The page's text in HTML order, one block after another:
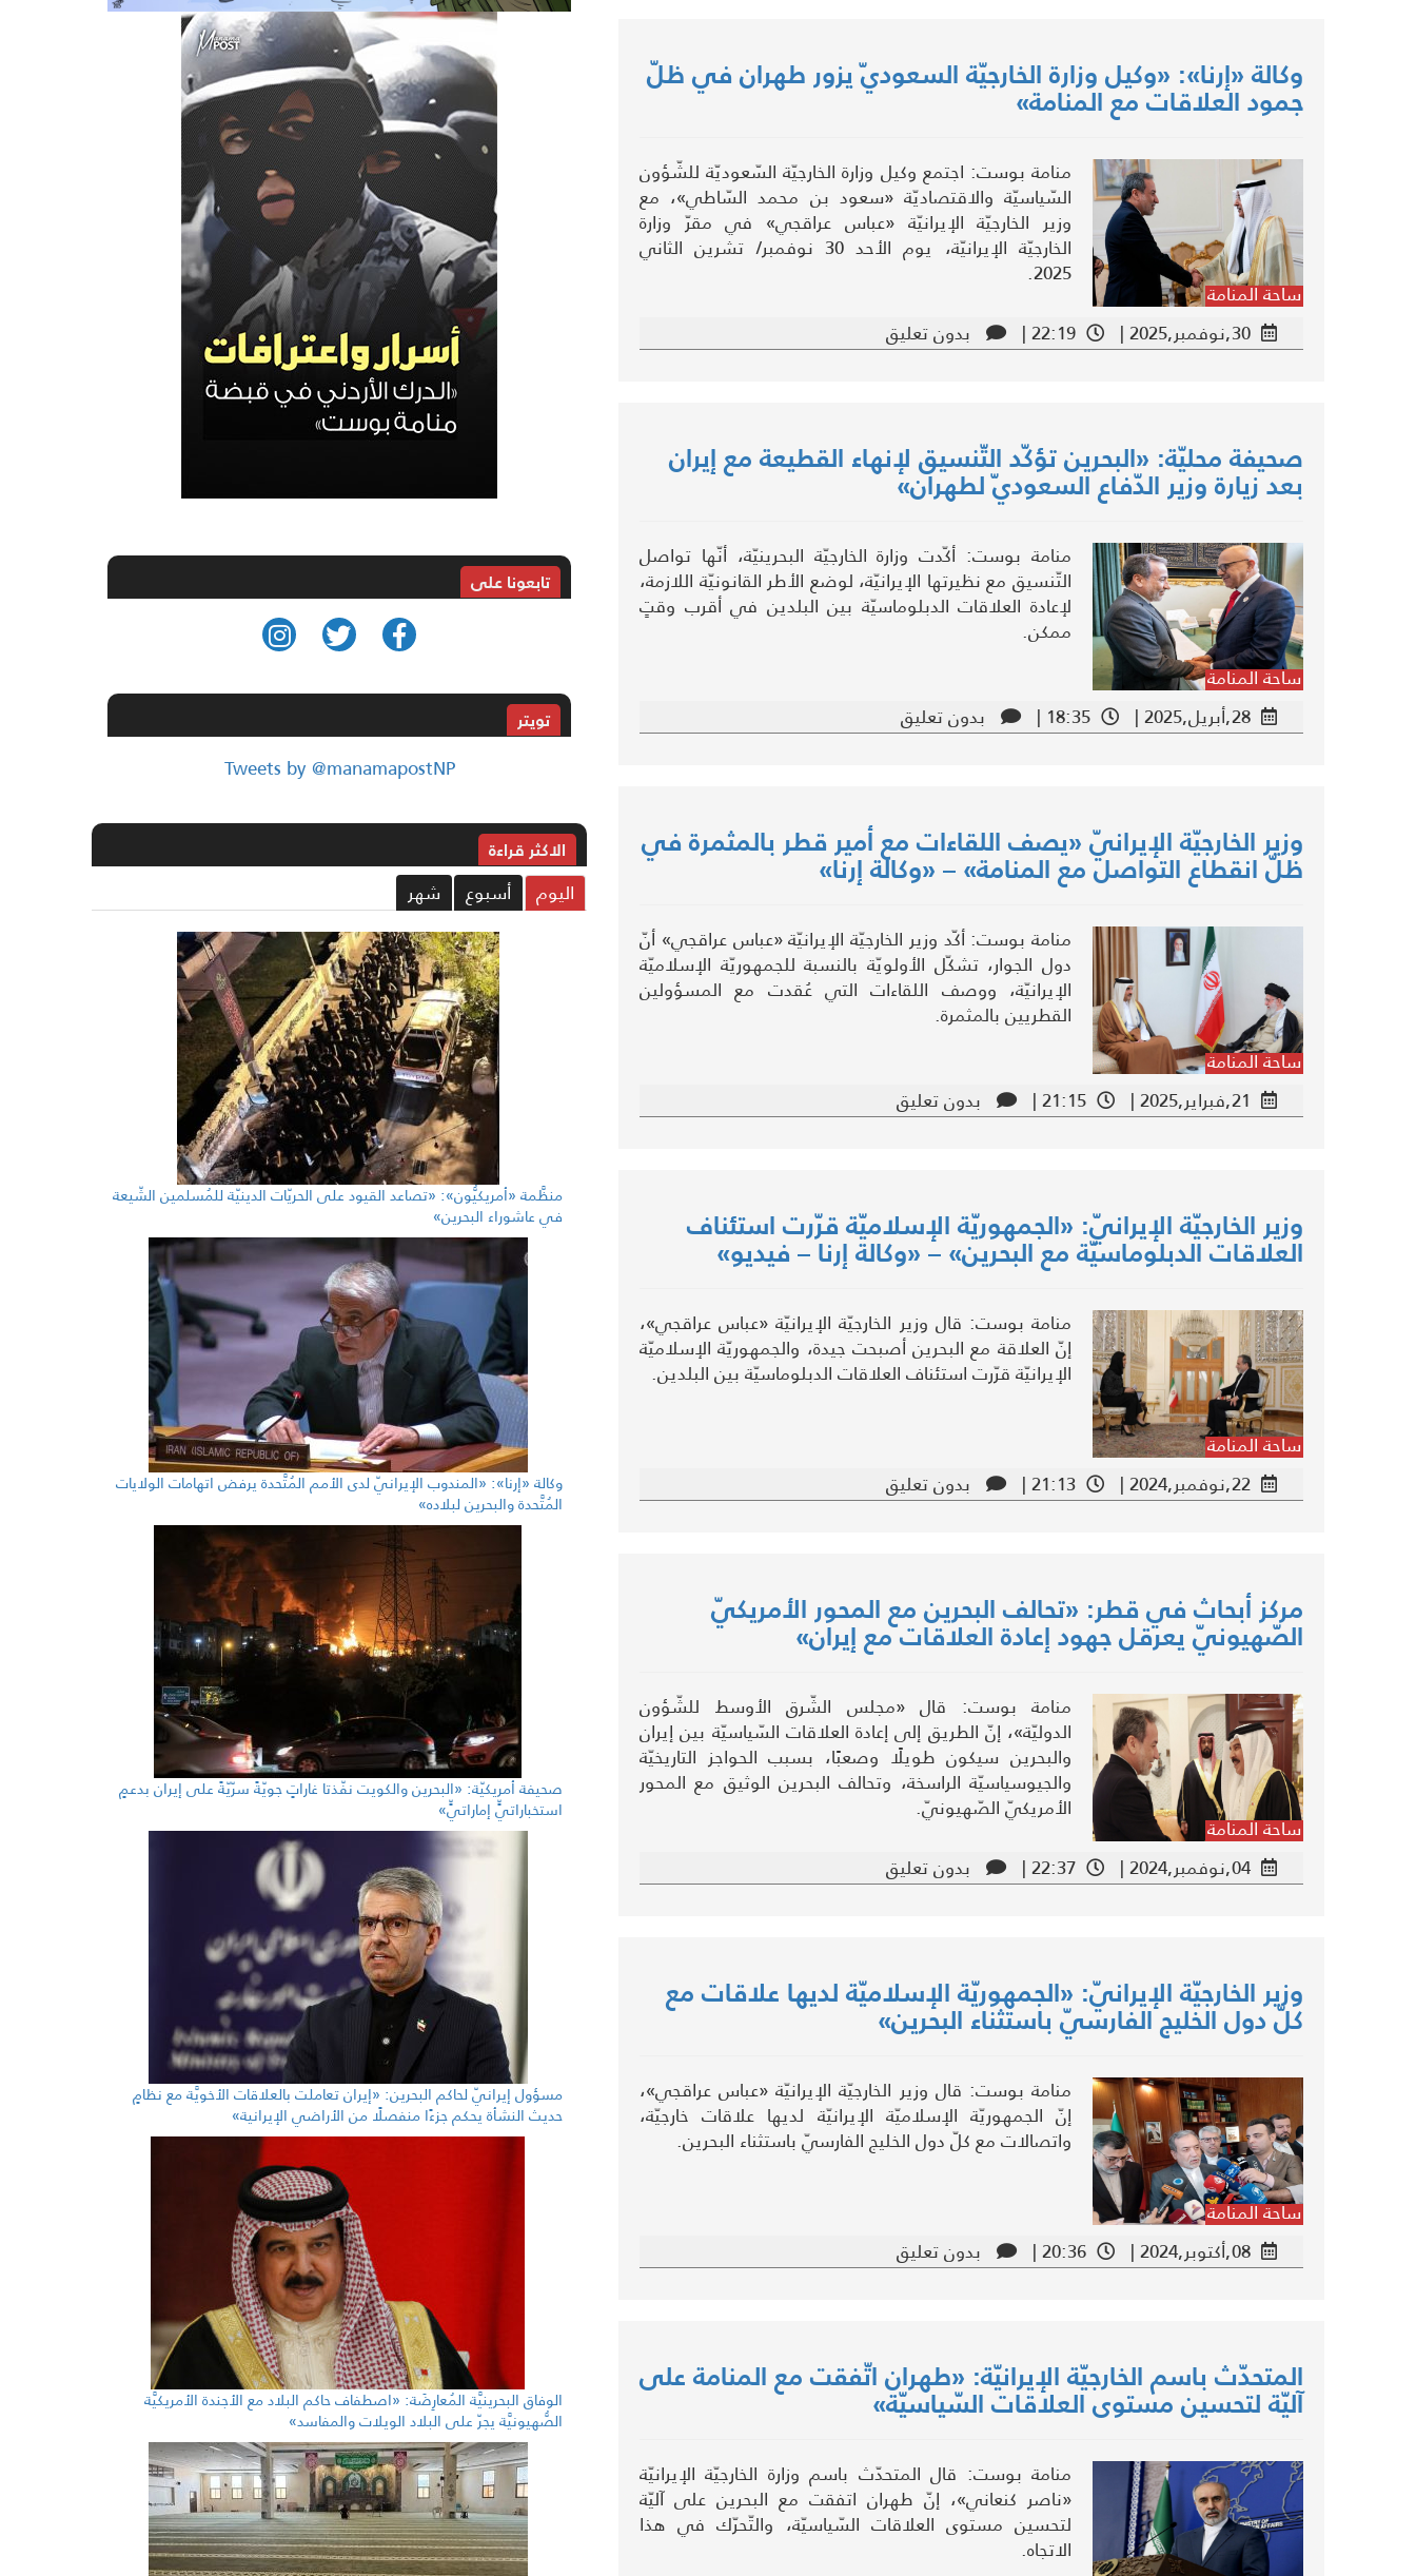
وكالة «إرنا»: «وكيل وزارة الخارجيّة السعوديّ يزور طهران في ظلّ
جمود العلاقات مع المنامة»
ساحة المنامة
منامة بوست: اجتمع وكيل وزارة الخارجيّة السّعوديّة للشّؤون
السّياسيّة والاقتصاديّة «سعود بن محمد السّاطي»، مع
وزير الخارجيّة الإيرانيّة «عباس عراقجي» في مقرّ وزارة
الخارجيّة الإيرانيّة، يوم الأحد 30 نوفمبر/ تشرين الثاني
2025.
30,نوفمبر,2025 | 22:19 | بدون تعليق
صحيفة محليّة: «البحرين تؤكّد التّنسيق لإنهاء القطيعة مع إيران
بعد زيارة وزير الدّفاع السعوديّ لطهران»
ساحة المنامة
منامة بوست: أكّدت وزارة الخارجيّة البحرينيّة، أنّها تواصل
التّنسيق مع نظيرتها الإيرانيّة، لوضع الأطر القانونيّة اللازمة،
لإعادة العلاقات الدبلوماسيّة بين البلدين في أقرب وقتٍ
ممكن.
28,أبريل,2025 | 18:35 | بدون تعليق
وزير الخارجيّة الإيرانيّ «يصف اللقاءات مع أمير قطر بالمثمرة في
ظلّ انقطاع التواصل مع المنامة» – «وكالة إرنا»
ساحة المنامة
منامة بوست: أكّد وزير الخارجيّة الإيرانيّة «عباس عراقجي» أنّ
دول الجوار، تشكّل الأولويّة بالنسبة للجمهوريّة الإسلاميّة
الإيرانيّة، ووصف اللقاءات التي عُقدت مع المسؤولين
القطريين بالمثمرة.
21,فبراير,2025 | 21:15 | بدون تعليق
وزير الخارجيّة الإيرانيّ: «الجمهوريّة الإسلاميّة قرّرت استئناف
العلاقات الدبلوماسيّة مع البحرين» – «وكالة إرنا – فيديو»
ساحة المنامة
منامة بوست: قال وزير الخارجيّة الإيرانيّة «عباس عراقجي»،
إنّ العلاقة مع البحرين أصبحت جيدة، والجمهوريّة الإسلاميّة
الإيرانيّة قرّرت استئناف العلاقات الدبلوماسيّة بين البلدين.
22,نوفمبر,2024 | 21:13 | بدون تعليق
مركز أبحاث في قطر: «تحالف البحرين مع المحور الأمريكيّ
الصّهيونيّ يعرقل جهود إعادة العلاقات مع إيران»
ساحة المنامة
منامة بوست: قال «مجلس الشّرق الأوسط للشّؤون
الدوليّة»، إنّ الطريق إلى إعادة العلاقات السّياسيّة بين إيران
والبحرين سيكون طويلًا وصعبًا، بسبب الحواجز التاريخيّة
والجيوسياسيّة الراسخة، وتحالف البحرين الوثيق مع المحور
الأمريكيّ الصّهيونيّ.
04,نوفمبر,2024 | 22:37 | بدون تعليق
وزير الخارجيّة الإيرانيّ: «الجمهوريّة الإسلاميّة لديها علاقات مع
كلّ دول الخليج الفارسيّ باستثناء البحرين»
ساحة المنامة
منامة بوست: قال وزير الخارجيّة الإيرانيّة «عباس عراقجي»،
إنّ الجمهوريّة الإسلاميّة الإيرانيّة لديها علاقات خارجيّة،
واتصالات مع كلّ دول الخليج الفارسيّ باستثناء البحرين.
08,أكتوبر,2024 | 20:36 | بدون تعليق
المتحدّث باسم الخارجيّة الإيرانيّة: «طهران اتّفقت مع المنامة على
آليّة لتحسين مستوى العلاقات السّياسيّة»
منامة بوست: قال المتحدّث باسم وزارة الخارجيّة الإيرانيّة
«ناصر كنعاني»، إنّ طهران اتفقت مع البحرين على آليّة
لتحسين مستوى العلاقات السّياسيّة، والتّحرّك في هذا
الاتجاه.
تابعونا على
تويتر
Tweets by @manamapostNP
الاکثر قراءة
اليوم
أسبوع شهر
منظَّمة «أمريكيُّون»: «تصاعد القيود على الحريّات الدينيّة للمُسلمين الشّيعة
في عاشوراء البحرين»
وكالة «إرنا»: «المندوب الإيرانيّ لدى الأمم المُتَّحدة يرفض اتهامات الولايات
المُتَّحدة والبحرين لبلاده»
صحيفة أمريكيّة: «البحرين والكويت نفّذتا غاراتٍ جويّةً سرّيّةً على إيران بدعمٍ
استخباراتيٍّ إماراتيٍّ»
مسؤول إيرانيّ لحاكم البحرين: «إيران تعاملت بالعلاقات الأخويَّة مع نظامٍ
حديث النشأة يحكم جزءًا منفصلًا من الأراضي الإيرانية»
الوفاق البحرينيَّة المُعارِضَة: «اصطفاف حاكم البلاد مع الأجندة الأمريكيَّة
الصُّهيونيَّة يجرّ على البلاد الويلات والمفاسد»